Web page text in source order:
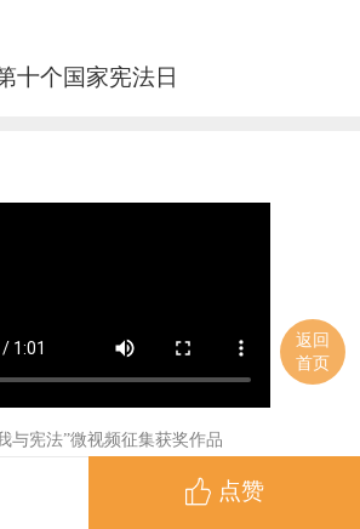
十个国家宪法日
与宪法”微视频征集获奖作品
点赞
返回
首页